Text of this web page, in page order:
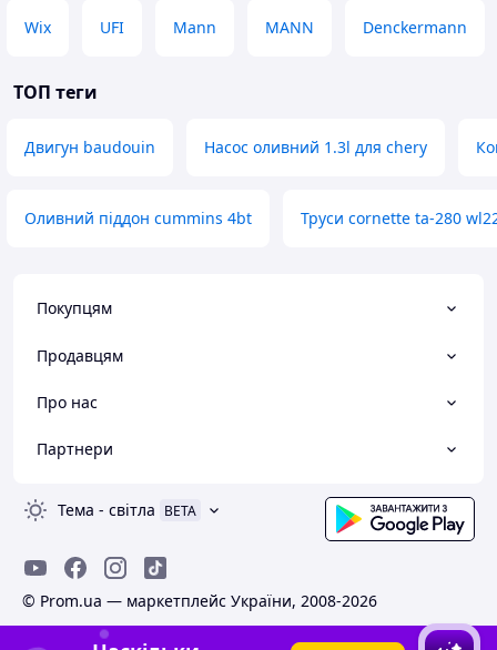
Wix UFI Mann MANN Denckermann
ТОП теги
Двигун baudouin Насос оливний 1.3l для chery
Оливний піддон cummins 4bt Труси cornette ta-280
Покупцям
Продавцям
Про нас
Партнери
Тема - світла BETA
© Prom.ua — маркетплейс України, 2008-2026